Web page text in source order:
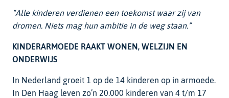
“Alle kinderen verdienen een toekomst waar zij van
dromen. Niets mag hun ambitie in de weg staan.”
KINDERARMOEDE RAAKT WONEN, WELZIJN EN
ONDERWIJS
In Nederland groeit 1 op de 14 kinderen op in armoede.
In Den Haag leven zo’n 20.000 kinderen van 4 t/m 17